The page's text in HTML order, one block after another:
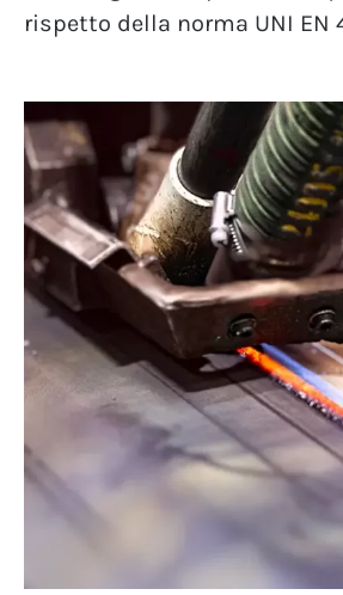
rispetto della norma UNI EN